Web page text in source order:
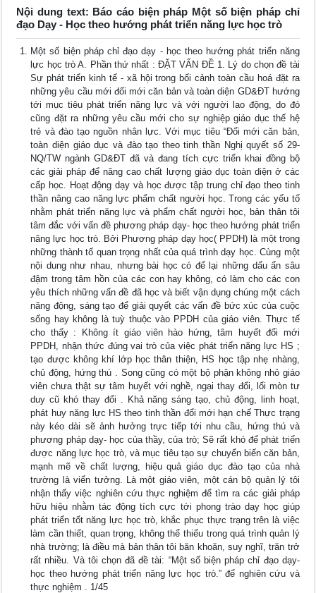
Nội dung text: Báo cáo biện pháp Một số biện pháp chỉ
đạo Dạy - Học theo hướng phát triển năng lực học trò
Một số biện pháp chỉ đạo dạy - học theo hướng phát triển năng
lực học trò A. Phần thứ nhất : ĐẶT VẤN ĐỀ 1. Lý do chọn đề tài
Sự phát triển kinh tế - xã hội trong bối cảnh toàn cầu hoá đặt ra
những yêu cầu mới đối mới căn bản và toàn diện GD&ĐT hướng
tới mục tiêu phát triển năng lực và với người lao động, do đó
cũng đặt ra những yêu cầu mới cho sự nghiệp giáo dục thế hệ
trẻ và đào tạo nguồn nhân lực. Với mục tiêu “Đổi mới căn bản,
toàn diện giáo dục và đào tạo theo tinh thần Nghị quyết số 29-
NQ/TW ngành GD&ĐT đã và đang tích cực triển khai đồng bộ
các giải pháp để nâng cao chất lượng giáo dục toàn diện ở các
cấp học. Hoạt động dạy và học được tập trung chỉ đạo theo tinh
thần nâng cao năng lực phẩm chất người học. Trong các yếu tố
nhằm phát triển năng lực và phẩm chất người học, bản thân tôi
tâm đắc với vấn đề phương pháp dạy- học theo hướng phát triển
năng lực học trò. Bởi Phương pháp dạy học( PPDH) là một trong
những thành tố quan trọng nhất của quá trình dạy học. Cùng một
nội dung như nhau, nhưng bài học có để lại những dấu ấn sâu
đậm trong tâm hồn của các con hay không, có làm cho các con
yêu thích những vấn đề đã học và biết vận dụng chúng một cách
năng động, sáng tạo để giải quyết các vấn đề bức xúc của cuộc
sống hay không là tuỳ thuộc vào PPDH của giáo viên. Thực tế
cho thấy : Không ít giáo viên hào hứng, tâm huyết đổi mới
PPDH, nhận thức đúng vai trò của việc phát triển năng lực HS ;
tạo được không khí lớp học thân thiện, HS học tập nhẹ nhàng,
chủ động, hứng thú . Song cũng có một bộ phận không nhỏ giáo
viên chưa thật sự tâm huyết với nghề, ngại thay đổi, lối mòn tư
duy cũ khó thay đổi . Khả năng sáng tạo, chủ động, linh hoạt,
phát huy năng lực HS theo tinh thần đổi mới hạn chế Thực trạng
này kéo dài sẽ ảnh hưởng trực tiếp tới nhu cầu, hứng thú và
phương pháp dạy- học của thầy, của trò; Sẽ rất khó để phát triển
được năng lực học trò, và mục tiêu tạo sự chuyển biến căn bản,
mạnh mẽ về chất lượng, hiệu quả giáo dục đào tạo của nhà
trường là viển tưởng. Là một giáo viên, một cán bộ quản lý tôi
nhận thấy việc nghiên cứu thực nghiệm để tìm ra các giải pháp
hữu hiệu nhằm tác động tích cực tới phong trào dạy học giúp
phát triển tốt năng lực học trò, khắc phục thực trạng trên là việc
làm cần thiết, quan trọng, không thể thiếu trong quá trình quản lý
nhà trường; là điều mà bản thân tôi băn khoăn, suy nghĩ, trăn trở
rất nhiều. Và tôi chọn đã đề tài: “Một số biện pháp chỉ đạo dạy-
học theo hướng phát triển năng lực học trò.” để nghiên cứu và
thực nghiệm . 1/45